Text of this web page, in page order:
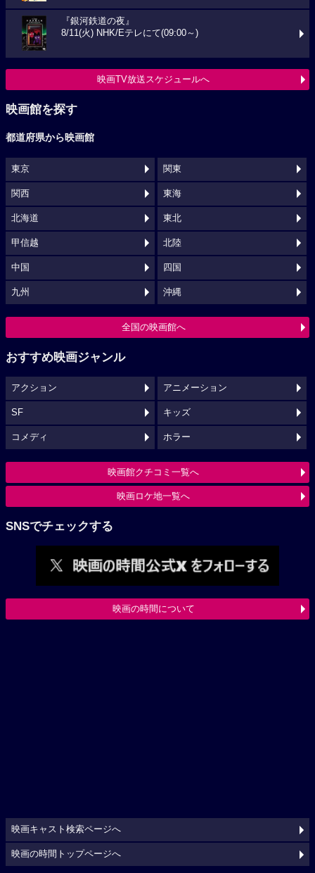
『銀河鉄道の夜』
8/11(火) NHK/Eテレにて(09:00～)
映画TV放送スケジュールへ
映画館を探す
都道府県から映画館
東京 関東
関西 東海
北海道 東北
甲信越 北陸
中国 四国
九州 沖縄
全国の映画館へ
おすすめ映画ジャンル
アクション アニメーション
SF キッズ
コメディ ホラー
映画館クチコミ一覧へ
映画ロケ地一覧へ
SNSでチェックする
映画の時間について
映画キャスト検索ページへ
映画の時間トップページへ